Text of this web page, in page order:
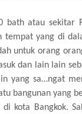
atau sekitar
yang di
untuk orang
dan lain lain
yang sa…ngat
bangunan yang
kota Bangkok.